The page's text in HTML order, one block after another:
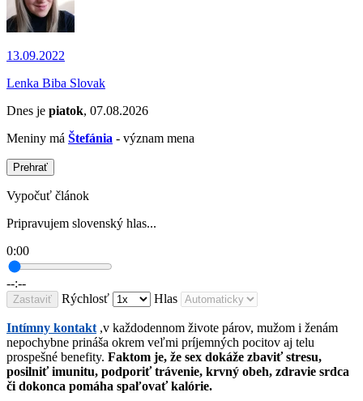
13.09.2022
Lenka Biba Slovak
Dnes je piatok, 07.08.2026
Meniny má Štefánia - význam mena
Prehrať
Vypočuť článok
Pripravujem slovenský hlas...
0:00
--:--
Zastaviť Rýchlosť Hlas
Intímny kontakt,v každodennom živote párov, mužom i ženám
nepochybne prináša okrem veľmi príjemných pocitov aj telu
prospešné benefity. Faktom je, že sex dokáže zbaviť stresu,
posilniť imunitu, podporiť trávenie, krvný obeh, zdravie srdca
či dokonca pomáha spaľovať kalórie.